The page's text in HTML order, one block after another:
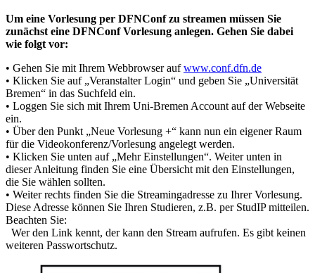
Um eine Vorlesung per DFNConf zu streamen müssen Sie
zunächst eine DFNConf Vorlesung anlegen. Gehen Sie dabei
wie folgt vor:
• Gehen Sie mit Ihrem Webbrowser aufwww.conf.dfn.de
• Klicken Sie auf „Veranstalter Login“ und geben Sie „Universität
Bremen“ in das Suchfeld ein.
• Loggen Sie sich mit Ihrem Uni-Bremen Account auf der Webseite
ein.
• Über den Punkt „Neue Vorlesung +“ kann nun ein eigener Raum
für die Videokonferenz/Vorlesung angelegt werden.
• Klicken Sie unten auf „Mehr Einstellungen“. Weiter unten in
dieser Anleitung finden Sie eine Übersicht mit den Einstellungen,
die Sie wählen sollten.
• Weiter rechts finden Sie die Streamingadresse zu Ihrer Vorlesung.
Diese Adresse können Sie Ihren Studieren, z.B. per StudIP mitteilen.
Beachten Sie:
Wer den Link kennt, der kann den Stream aufrufen. Es gibt keinen
weiteren Passwortschutz.